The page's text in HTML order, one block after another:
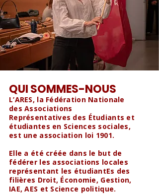
QUI SOMMES-NOUS
L’ARES, la Fédération Nationale
des Associations
Représentatives des Étudiants et
étudiantes en Sciences sociales,
est une association loi 1901.
Elle a été créée dans le but de
fédérer les associations locales
représentant les étudiantEs des
filières Droit, Économie, Gestion,
IAE, AES et Science politique.